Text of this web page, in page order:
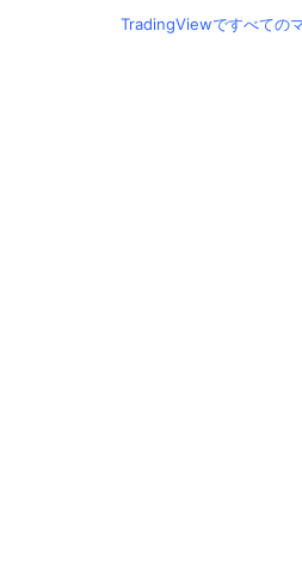
TradingViewですべての